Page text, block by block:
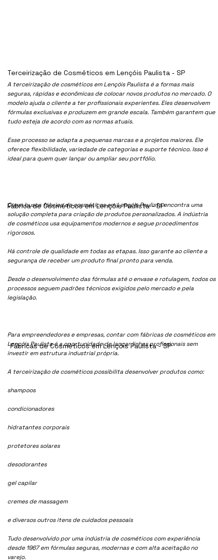
A terceirização de cosméticos em Lençóis Paulista é a formas mais
seguras, rápidas e econômicas de colocar novos produtos no mercado. O
modelo ajuda o cliente a ter profissionais experientes. Eles desenvolvem
fórmulas exclusivas e produzem em grande escala. Também garantem que
tudo esteja de acordo com as normas atuais.
Esse processo se adapta a pequenas marcas e a projetos maiores. Ele
oferece flexibilidade, variedade de categorias e suporte técnico. Isso é
ideal para quem quer lançar ou ampliar seu portfólio.
Quem busca fábrica de cosméticos em Lençóis Paulista encontra uma
solução completa para criação de produtos personalizados. A indústria
de cosméticos usa equipamentos modernos e segue procedimentos
rigorosos.
Há controle de qualidade em todas as etapas. Isso garante ao cliente a
segurança de receber um produto final pronto para venda.
Desde o desenvolvimento das fórmulas até o envase e rotulagem, todos os
processos seguem padrões técnicos exigidos pelo mercado e pela
legislação.
Para empreendedores e empresas, contar com fábricas de cosméticos em
Lençóis Paulista é a oportunidade de lançar linhas profissionais sem
investir em estrutura industrial própria.
A terceirização de cosméticos possibilita desenvolver produtos como:
shampoos
condicionadores
hidratantes corporais
protetores solares
desodorantes
gel capilar
cremes de massagem
e diversos outros itens de cuidados pessoais
Tudo desenvolvido por uma indústria de cosméticos com experiência
desde 1967 em fórmulas seguras, modernas e com alta aceitação no
varejo.
Fábrica de Cosméticos em Lençóis Paulista - SP
Terceirização de Cosméticos em Lençóis Paulista - SP
Fábricas de Cosméticos em Lençóis Paulista - SP